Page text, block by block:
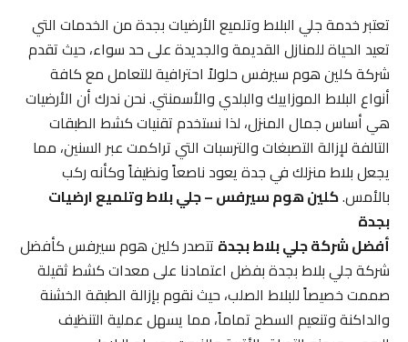
تعتبر خدمة جلي البلاط وتلميع الأرضيات بجدة من الخدمات التي
تعيد الحياة للمنازل القديمة والجديدة على حد سواء، حيث تقدم
شركة كلين هوم سيرفس حلولاً احترافية للتعامل مع كافة
أنواع البلاط الموزاييك والبلدي والأسمنتي. نحن ندرك أن الأرضيات
هي أساس جمال المنزل، لذا نستخدم تقنيات كشط الطبقات
التالفة لإزالة التصبغات والترسبات التي تراكمت عبر السنين، مما
يجعل بلاط منزلك في جدة يعود ناصعاً ونظيفاً وكأنه ركب
بالأمس.كلين هوم سيرفس – جلي بلاط وتلميع ارضيات
بجدة
أفضل شركة جلي بلاط بجدةتتصدر كلين هوم سيرفس كأفضل
شركة جلي بلاط بجدة بفضل اعتمادنا على معدات كشط ثقيلة
صممت خصيصاً للبلاط الصلب، حيث نقوم بإزالة الطبقة الخشنة
والداكنة وتنعيم السطح تماماً، مما يسهل عملية التنظيف